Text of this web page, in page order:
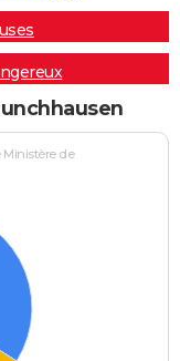
Ministère de